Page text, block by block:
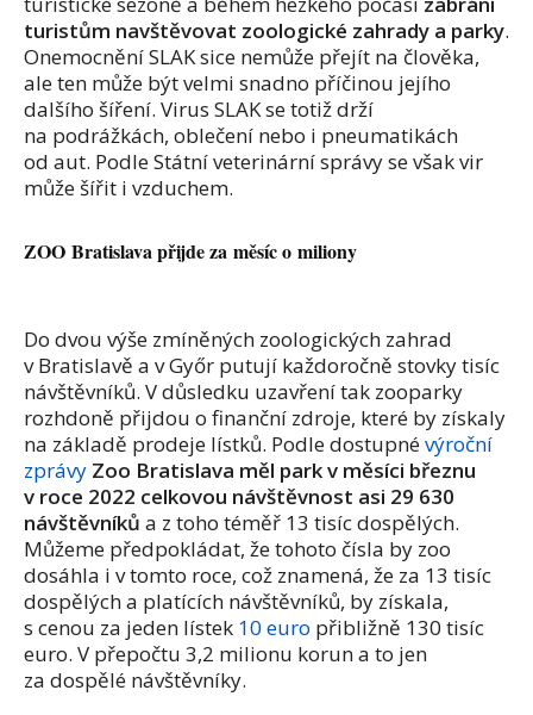
turistům navštěvovat zoologické zahrady a parky.
Onemocnění SLAK sice nemůže přejít na člověka,
ale ten může být velmi snadno příčinou jejího
dalšího šíření. Virus SLAK se totiž drží
na podrážkách, oblečení nebo i pneumatikách
od aut. Podle Státní veterinární správy se však vir
může šířit i vzduchem.
ZOO Bratislava přijde za měsíc o miliony
Do dvou výše zmíněných zoologických zahrad
v Bratislavě a v Győr putují každoročně stovky tisíc
návštěvníků. V důsledku uzavření tak zooparky
rozhdoně přijdou o finanční zdroje, které by získaly
na základě prodeje lístků. Podle dostupnévýroční
zprávy Zoo Bratislava měl park v měsíci březnu
v roce 2022 celkovou návštěvnost asi 29 630
návštěvníků a z toho téměř 13 tisíc dospělých.
Můžeme předpokládat, že tohoto čísla by zoo
dosáhla i v tomto roce, což znamená, že za 13 tisíc
dospělých a platících návštěvníků, by získala,
s cenou za jeden lístek 10 euro přibližně 130 tisíc
euro. V přepočtu 3,2 milionu korun a to jen
za dospělé návštěvníky.